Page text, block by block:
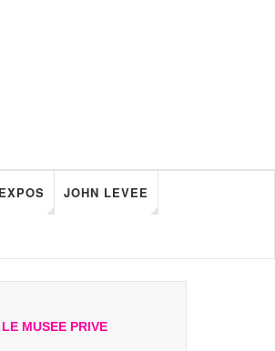
JOHN LEVEE
LE MUSEE PRIVE